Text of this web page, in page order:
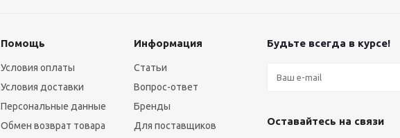
Помощь
Условия оплаты
Условия доставки
Персональные данные
Обмен возврат товара
Информация
Статьи
Вопрос-ответ
Бренды
Для поставщиков
Будьте всегда в курсе!
Оставайтесь на связи